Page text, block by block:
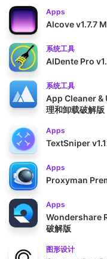
Apps
Alcove v1.7.7
系统工具
AlDente Pro
系统工具
App Cleaner &
理和卸载破解版
Apps
TextSniper
Apps
Proxyman
Apps
Wondershare
破解版
图形设计